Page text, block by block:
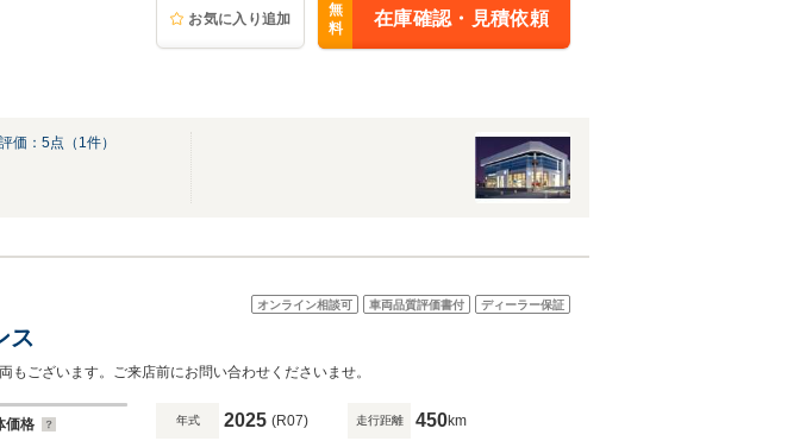
お気に入り追加
無
料
在庫確認・見積依頼
価： 5点（ 1件）
オンライン相談可 車両品質評価書付 ディーラー保証
ス
もございます。ご来店前にお問い合わせくださいませ。
価格 年式 2025 (R07) 走行距離 450km